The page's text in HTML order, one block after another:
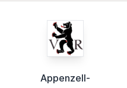
Appenzell-